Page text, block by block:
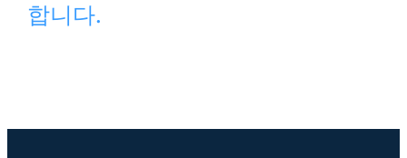
합니다.